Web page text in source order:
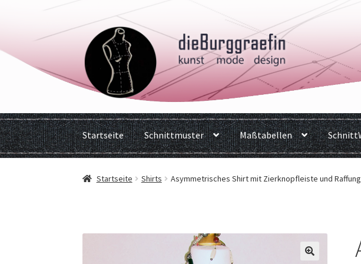
Navigation
springen
Zum
Inhalt
springen
Startseite Schnittmuster Maßtabellen
Startseite Shirts Asymmetrisches Shirt mit Zierknopfleiste und Raffung